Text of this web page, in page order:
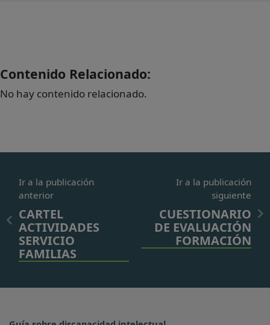
Contenido Relacionado:
No hay contenido relacionado.
Ir a la publicación
anterior
CARTEL
ACTIVIDADES
SERVICIO
FAMILIAS
Ir a la publicación
siguiente
CUESTIONARIO
DE EVALUACIÓN
FORMACIÓN